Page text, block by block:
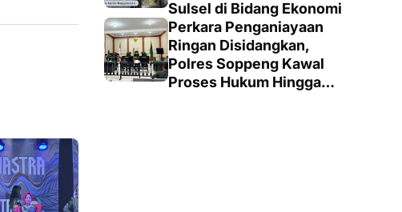
Sulsel di Bidang Ekonomi
Perkara Penganiayaan
Ringan Disidangkan,
Polres Soppeng Kawal
Proses Hukum Hingga